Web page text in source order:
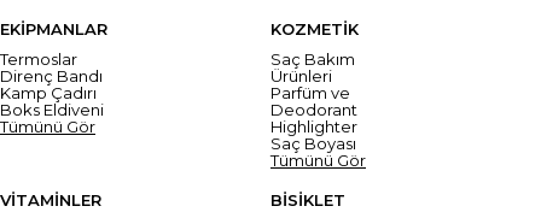
EKİPMANLAR
Termoslar
Direnç Bandı
Kamp Çadırı
Boks Eldiveni
Tümünü Gör
KOZMETİK
Saç Bakım
Ürünleri
Parfüm ve
Deodorant
Highlighter
Saç Boyası
Tümünü Gör
VİTAMİNLER
BİSİKLET